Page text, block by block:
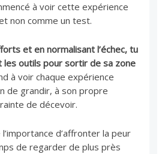
à voir cette expérience
non comme un test.
et en normalisant l’échec, tu
les outils pour sortir de sa zone
à voir chaque expérience
de grandir, à son propre
de décevoir.
d’affronter la peur
de regarder de plus près